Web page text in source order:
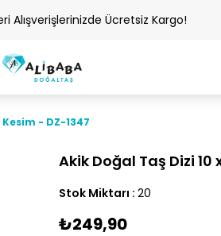
Alışverişlerinizde Ücretsiz Kargo!
- DZ-1347
Akik Doğal Taş Dizi 10
Stok Miktarı : 20
₺249,90